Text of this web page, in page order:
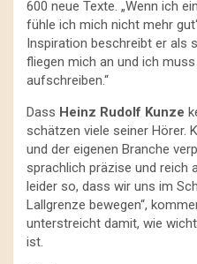
600 neue Texte. „Wenn ich
fühle ich mich nicht mehr
Inspiration beschreibt er als
fliegen mich an und ich
aufschreiben.“
Dass Heinz Rudolf Kunze
schätzen viele seiner Hörer.
und der eigenen Branche
sprachlich präzise und reich
leider so, dass wir uns im
Lallgrenze bewegen“,
unterstreicht damit, wie
ist.